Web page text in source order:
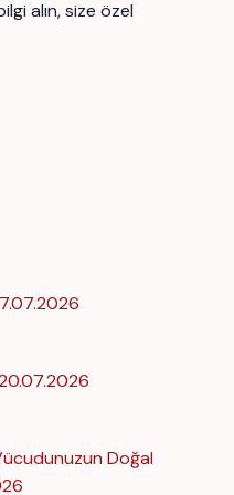
alın, size özel
Doğal